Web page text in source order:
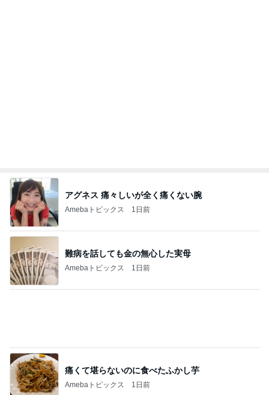
アグネス 痛々しいが全く痛くない腕
Amebaトピックス 1日前
難病を話しても金の無心した実母
Amebaトピックス 1日前
痛くて堪らないのに食べたふかし芋
Amebaトピックス 1日前